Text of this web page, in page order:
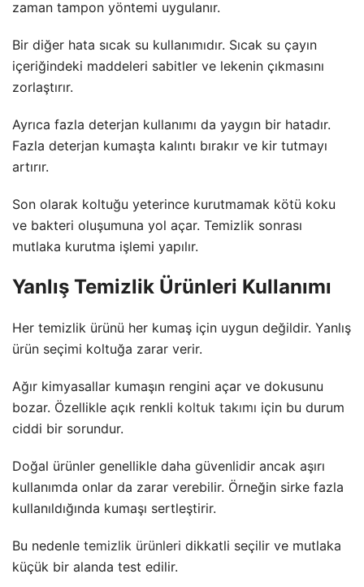
zaman tampon yöntemi uygulanır.
Bir diğer hata sıcak su kullanımıdır. Sıcak su çayın
içeriğindeki maddeleri sabitler ve lekenin çıkmasını
zorlaştırır.
Ayrıca fazla deterjan kullanımı da yaygın bir hatadır.
Fazla deterjan kumaşta kalıntı bırakır ve kir tutmayı
artırır.
Son olarak koltuğu yeterince kurutmamak kötü koku
ve bakteri oluşumuna yol açar. Temizlik sonrası
mutlaka kurutma işlemi yapılır.
Yanlış Temizlik Ürünleri Kullanımı
Her temizlik ürünü her kumaş için uygun değildir. Yanlış
ürün seçimi koltuğa zarar verir.
Ağır kimyasallar kumaşın rengini açar ve dokusunu
bozar. Özellikle açık renkli koltuk takımı için bu durum
ciddi bir sorundur.
Doğal ürünler genellikle daha güvenlidir ancak aşırı
kullanımda onlar da zarar verebilir. Örneğin sirke fazla
kullanıldığında kumaşı sertleştirir.
Bu nedenle temizlik ürünleri dikkatli seçilir ve mutlaka
küçük bir alanda test edilir.